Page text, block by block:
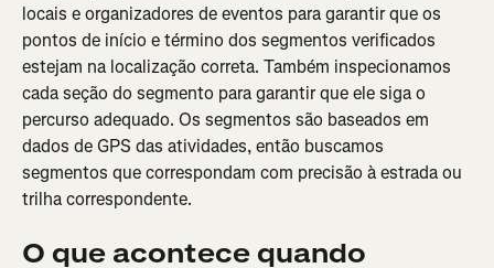
locais e organizadores de eventos para garantir que os
pontos de início e término dos segmentos verificados
estejam na localização correta. Também inspecionamos
cada seção do segmento para garantir que ele siga o
percurso adequado. Os segmentos são baseados em
dados de GPS das atividades, então buscamos
segmentos que correspondam com precisão à estrada ou
trilha correspondente.
O que acontece quando